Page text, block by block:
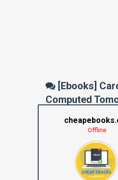
[Ebooks]
Computed
Offline